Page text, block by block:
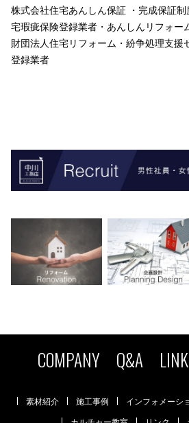
株式会社住宅あんしん保証 ・完成保証
宅瑕疵保険登録業者・あんしんリフォー
財団法人住宅リフォーム・紛争処理支援
登録業者
COMPANY Q&A
素材紹介 施工事例 インフォメーシ